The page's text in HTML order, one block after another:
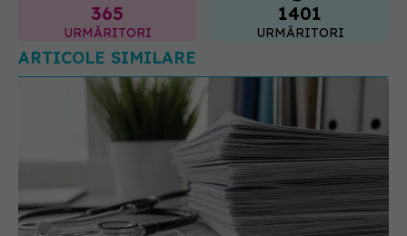
365
URMĂRITORI
1401
URMĂRITORI
ARTICOLE SIMILARE